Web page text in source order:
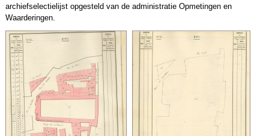
archiefselectielijst opgesteld van de administratie Opmetingen en
Waarderingen.